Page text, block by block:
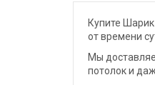
Купите
от времени
Мы
потолок и